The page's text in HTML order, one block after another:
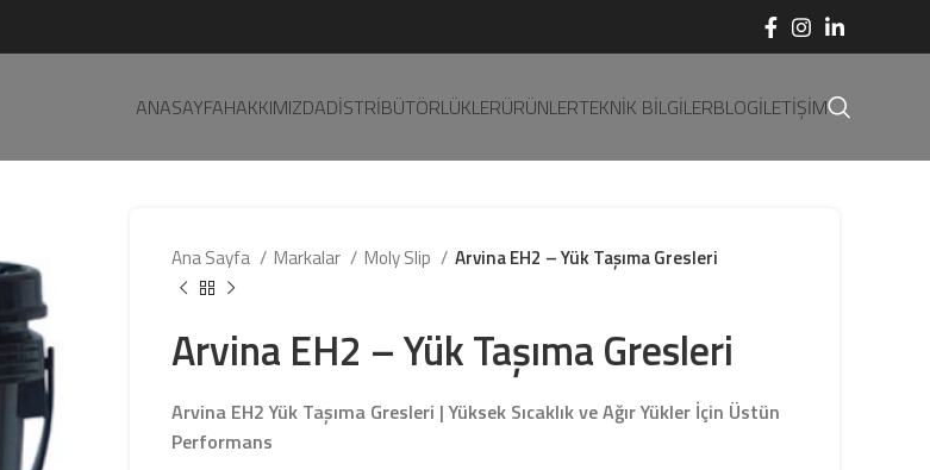
ANASAYFAHAKKIMIZDADISTRIBÜTÖRLÜKLERÜRÜNLERTEKNIK BILGILERBLOGİLETIŞIM
Ana Sayfa Markalar Moly Slip Arvina EH2 – Yük Taşıma Gresleri
Arvina EH2 – Yük Taşıma Gresleri
Arvina EH2 Yük Taşıma Gresleri | Yüksek Sıcaklık ve Ağır Yükler İçin Üstün
Performans